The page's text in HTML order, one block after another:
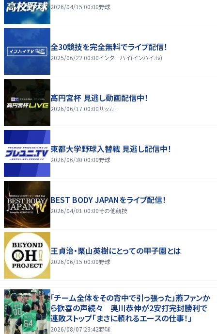
2026/04/15 00:00野球
全30競技を完全無料でライブ配信！
2025/06/22 00:00インターハイ(インハイ.tv)
高円宮杯 見逃し動画配信中！
2026/06/17 00:00サッカー
東都大学野球入替戦 見逃し配信中！
2026/06/30 00:00野球
BEST BODY JAPANをライブ配信！
2026/04/01 00:00その他競技
王貞治・栗山英樹にとっての甲子園とは
2026/06/15 00:00野球
「チーム全体をその背中で引っ張った」燕ファンか
ら歓喜の声続々 奥川恭伸が2安打完封勝利で
連敗ストップ「まさに頼れるエースの仕事！」
2026/08/07 23:42野球